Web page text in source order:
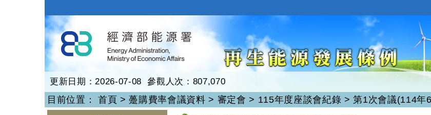
到
主
要
內
容
再生能源
更新日期：2026-07-08 參觀人次：807,070
目前位置： 首頁 > 躉購費率會議資料 > 審定會 > 115年度座談會紀錄 >第1次會議(114年